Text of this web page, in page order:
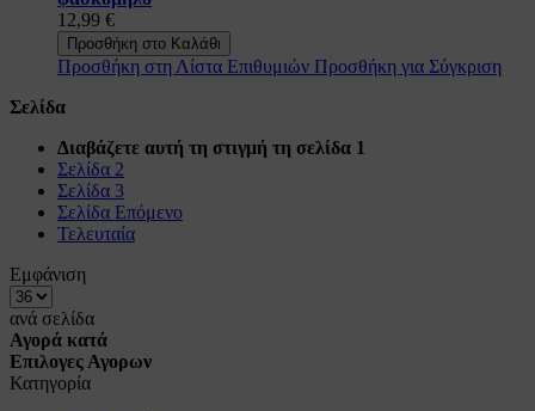
12,99 €
Προσθήκη στο Καλάθι
Προσθήκη στη Λίστα Επιθυμιών Προσθήκη για Σύγκριση
Σελίδα
Διαβάζετε αυτή τη στιγμή τη σελίδα 1
Σελίδα 2
Σελίδα 3
Σελίδα Επόμενο
Τελευταία
Εμφάνιση
ανά σελίδα
Αγορά κατά
Επιλογες Αγορων
Κατηγορία